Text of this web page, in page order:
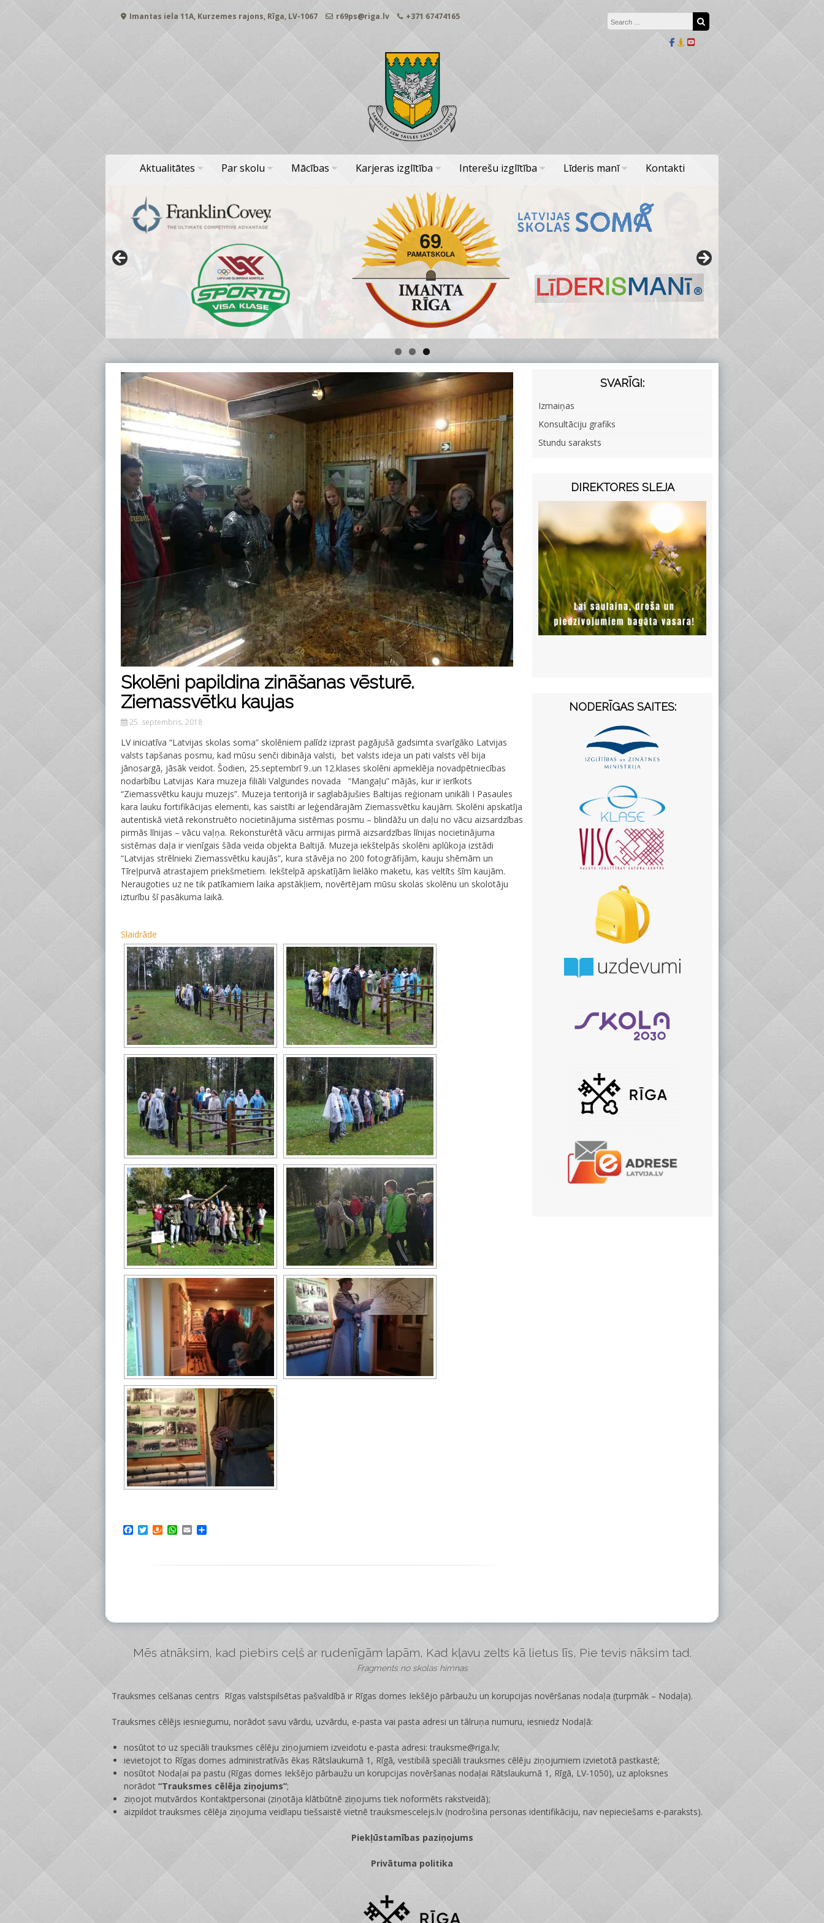
Imantas iela 11A, Kurzemes rajons, Rīga, LV-1067 r69ps@riga.lv +371 67474165
Aktualitātes Par skolu Mācības Karjeras izglītība Interešu izglītība Līderis manī Kontakti
Skolēni papildina zināšanas vēsturē.
Ziemassvētku kaujas
25. septembris, 2018
LV iniciatīva “Latvijas skolas soma” skolēniem palīdz izprast pagājušā gadsimta svarīgāko Latvijas
valsts tapšanas posmu, kad mūsu senči dibināja valsti, bet valsts ideja un pati valsts vēl bija
jānosargā, jāsāk veidot. Šodien, 25.septembrī 9..un 12.klases skolēni apmeklēja novadpētniecības
nodarbību Latvijas Kara muzeja filiāli Valgundes novada “Mangaļu” mājās, kur ir ierīkots
“Ziemassvētku kauju muzejs”. Muzeja teritorijā ir saglabājušies Baltijas reģionam unikāli I Pasaules
kara lauku fortifikācijas elementi, kas saistīti ar leģendārajām Ziemassvētku kaujām. Skolēni apskatīja
autentiskā vietā rekonstruēto nocietinājuma sistēmas posmu – blindāžu un daļu no vācu aizsardzības
pirmās līnijas – vācu vaļņa. Rekonsturētā vācu armijas pirmā aizsardzības līnijas nocietinājuma
sistēmas daļa ir vienīgais šāda veida objekta Baltijā. Muzeja iekštelpās skolēni aplūkoja izstādi
“Latvijas strēlnieki Ziemassvētku kaujās”, kura stāvēja no 200 fotogrāfijām, kauju shēmām un
Tīreļpurvā atrastajiem priekšmetiem. Iekštelpā apskatījām lielāko maketu, kas veltīts šīm kaujām.
Neraugoties uz ne tik patīkamiem laika apstākļiem, novērtējam mūsu skolas skolēnu un skolotāju
izturību šī pasākuma laikā.
Slaidrāde
Facebook
TwitterDraugiem
WhatsApp
Email
SVARĪGI:
Izmaiņas
Konsultāciju grafiks
Stundu saraksts
DIREKTORES SLEJA
NODERĪGAS SAITES:
Mēs atnāksim, kad piebirs ceļš ar rudenīgām lapām, Kad kļavu zelts kā lietus līs, Pie tevis nāksim tad.
Fragments no skolas himnas
Trauksmes celšanas centrs Rīgas valstspilsētas pašvaldībā ir Rīgas domes Iekšējo pārbaužu un korupcijas novēršanas nodaļa (turpmāk – Nodaļa).
Trauksmes cēlējs iesniegumu, norādot savu vārdu, uzvārdu, e-pasta vai pasta adresi un tālruņa numuru, iesniedz Nodaļā:
nosūtot to uz speciāli trauksmes cēlēju ziņojumiem izveidotu e-pasta adresi: trauksme@riga.lv;
ievietojot to Rīgas domes administratīvās ēkas Rātslaukumā 1, Rīgā, vestibilā speciāli trauksmes cēlēju ziņojumiem izvietotā pastkastē;
nosūtot Nodaļai pa pastu (Rīgas domes Iekšējo pārbaužu un korupcijas novēršanas nodaļai Rātslaukumā 1, Rīgā, LV-1050), uz aploksnes
norādot “Trauksmes cēlēja ziņojums”;
ziņojot mutvārdos Kontaktpersonai (ziņotāja klātbūtnē ziņojums tiek noformēts rakstveidā);
aizpildot trauksmes cēlēja ziņojuma veidlapu tiešsaistē vietnētrauksmescelejs.lv (nodrošina personas identifikāciju, nav nepieciešams e-paraksts).
Piekļūstamības paziņojums
Privātuma politika